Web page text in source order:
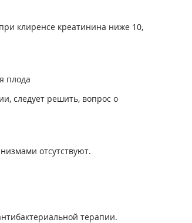
клиренсе креатинина ниже 10,
плода
следует решить, вопрос о
отсутствуют.
терапии.